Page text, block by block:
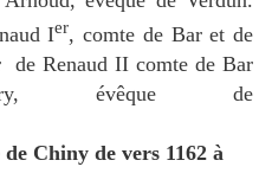
Ier, comte de Bar et de
de Renaud II comte de Bar
évêque de
Chiny de vers 1162 à